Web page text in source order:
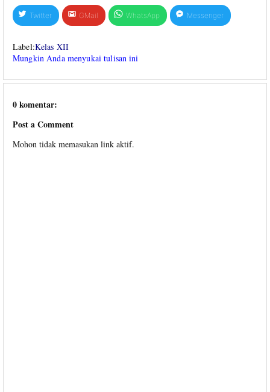
Twitter GMail WhatsApp Messenger
Label:Kelas XII
Mungkin Anda menyukai tulisan ini
0 komentar:
Post a Comment
Mohon tidak memasukan link aktif.